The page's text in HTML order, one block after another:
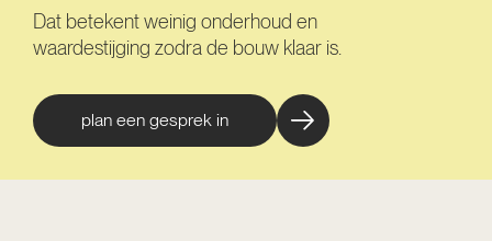
Dat betekent weinig onderhoud en
waardestijging zodra de bouw klaar is.
plan een gesprek in